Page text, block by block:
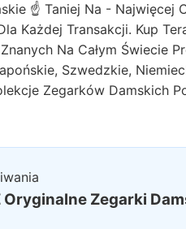
☝ Taniej Na - Najwięcej
Każdej Transakcji. Kup
Na Całym Świecie
Szwedzkie,
Zegarków Damskich
Zegarki